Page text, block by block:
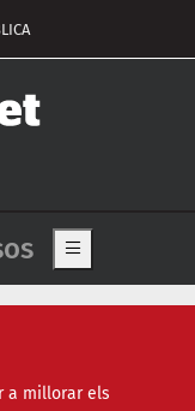
a millorar els
d'usuari
de
Show main